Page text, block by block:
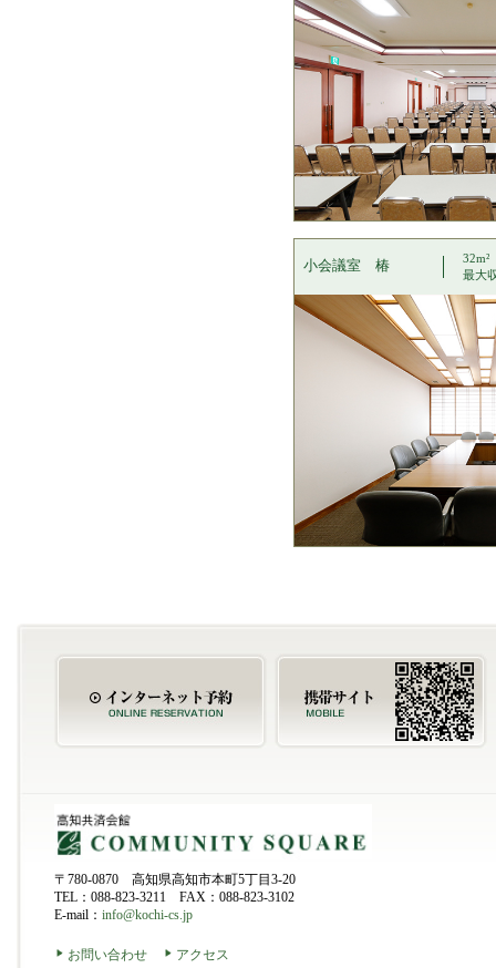
小会議室 椿
32m²
最大
〒780-0870 高知県高知市本町5丁目3-20
TEL：088-823-3211 FAX：088-823-3102
E-mail： info@kochi-cs.jp
お問い合わせ アクセス